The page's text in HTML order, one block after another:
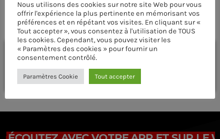
COMMENTAIRES D’ARTICLES (0)
Laisser une réponse
Vous devez être connecté pour ajouter un commentaire.
Connectez-vous maintenant
Nous utilisons des cookies sur notre site Web pour vous
offrir l'expérience la plus pertinente en mémorisant vos
préférences et en répétant vos visites. En cliquant sur «
Tout accepter », vous consentez à l'utilisation de TOUS
les cookies. Cependant, vous pouvez visiter les
« Paramètres des cookies » pour fournir un
consentement contrôlé.
Paramètres Cookie Tout accepter